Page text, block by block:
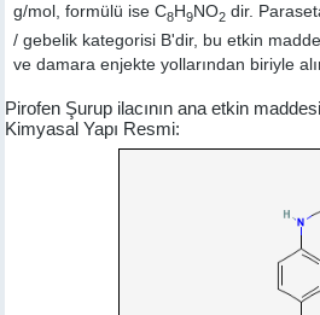
g/mol, formülü ise C8H9NO2 dir.
/ gebelik kategorisi B'dir, bu etkin
ve damara enjekte yollarından biriyle
Pirofen Şurup ilacının ana etkin
Kimyasal Yapı Resmi: